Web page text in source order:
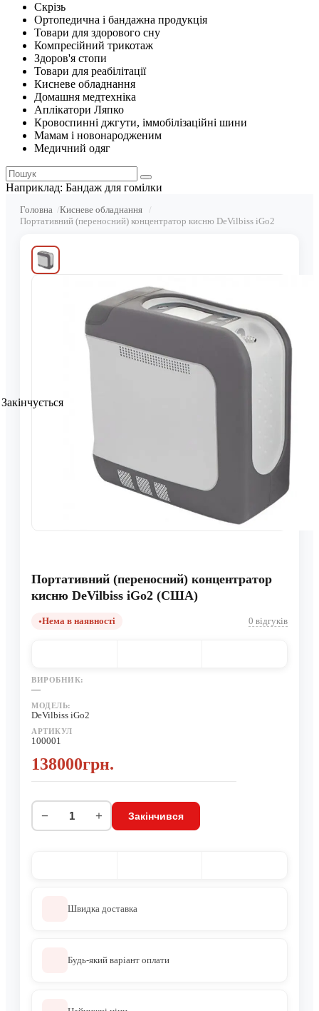
Скрізь
Ортопедична і бандажна продукція
Товари для здорового сну
Компресійний трикотаж
Здоров'я стопи
Товари для реабілітації
Кисневе обладнання
Домашня медтехніка
Аплікатори Ляпко
Кровоспинні джгути, іммобілізаційні шини
Мамам і новонародженим
Медичний одяг
Наприклад: Бандаж для гомілки
Головна
Кисневе обладнання
Портативний (переносний) концентратор кисню DeVilbiss iGo2
Закінчується
Портативний (переносний) концентратор
кисню DeVilbiss iGo2 (США)
Нема в наявності 0 відгуків
ВИРОБНИК:
—
МОДЕЛЬ:
DeVilbiss iGo2
АРТИКУЛ
100001
138000грн.
− + Закінчився
Швидка доставка
Будь-який варіант оплати